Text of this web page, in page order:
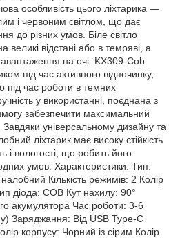
особливість цього ліхтарика —
і червоним світлом, що дає
до різних умов. Біле світло
великі відстані або в темряві, а
на очі. KX309-Cob
під час активного відпочинку,
під час роботи в темних
у використанні, поєднана з
забезпечити максимальний
універсальному дизайну та
ліхтарик має високу стійкість
і вологості, що робить його
умов. Характеристики: Тип:
Кількість режимів: 2 Колір
діода: COB Кут нахилу: 90°
акумулятора Час роботи: 3-6
Заряджання: Від USB Type-C
корпусу: Чорний із сірим Колір